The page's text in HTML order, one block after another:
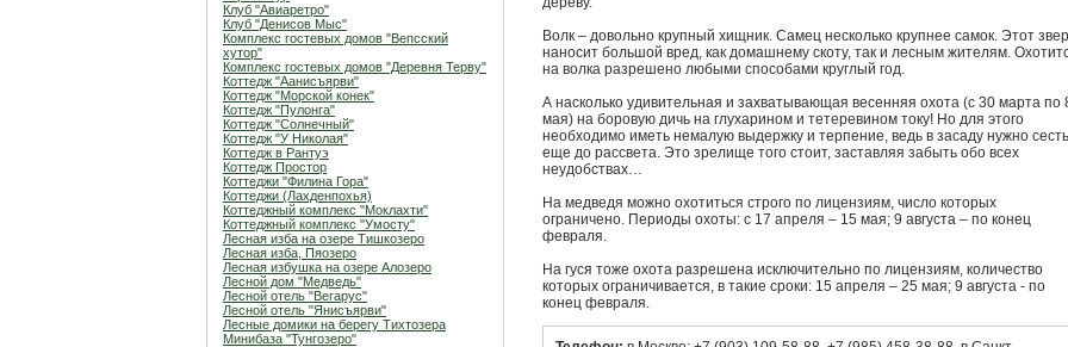
Клуб "Авиаретро"
Клуб "Денисов Мыс"
Комплекс гостевых домов "Вепсский
хутор"
Комплекс гостевых домов "Деревня Терву"
Коттедж "Аанисъярви"
Коттедж "Морской конек"
Коттедж "Пулонга"
Коттедж "Солнечный"
Коттедж "У Николая"
Коттедж в Рантуэ
Коттедж Простор
Коттеджи "Филина Гора"
Коттеджи (Лахденпохья)
Коттеджный комплекс "Мoклахти"
Коттеджный комплекс "Умосту"
Лесная изба на озере Тишкозеро
Лесная изба, Пяозеро
Лесная избушка на озере Алозеро
Лесной дом "Медведь"
Лесной отель "Вегарус"
Лесной отель "Янисъярви"
Лесные домики на берегу Тихтозера
Минибаза "Тунгозеро"
Волк – довольно крупный хищник. Самец несколько крупнее самок. Этот
наносит большой вред, как домашнему скоту, так и лесным жителям.
на волка разрешено любыми способами круглый год.
А насколько удивительная и захватывающая весенняя охота (с 30 марта по
мая) на боровую дичь на глухарином и тетеревином току! Но для этого
необходимо иметь немалую выдержку и терпение, ведь в засаду нужно сесть
еще до рассвета. Это зрелище того стоит, заставляя забыть обо всех
неудобствах…
На медведя можно охотиться строго по лицензиям, число которых
ограничено. Периоды охоты: с 17 апреля – 15 мая; 9 августа – по конец
февраля.
На гуся тоже охота разрешена исключительно по лицензиям, количество
которых ограничивается, в такие сроки: 15 апреля – 25 мая; 9 августа - по
конец февраля.